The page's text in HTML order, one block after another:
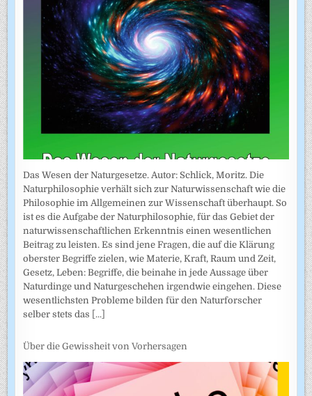
Das Wesen der Naturgesetze. Autor: Schlick, Moritz. Die
Naturphilosophie verhält sich zur Naturwissenschaft wie die
Philosophie im Allgemeinen zur Wissenschaft überhaupt. So
ist es die Aufgabe der Naturphilosophie, für das Gebiet der
naturwissenschaftlichen Erkenntnis einen wesentlichen
Beitrag zu leisten. Es sind jene Fragen, die auf die Klärung
oberster Begriffe zielen, wie Materie, Kraft, Raum und Zeit,
Gesetz, Leben: Begriffe, die beinahe in jede Aussage über
Naturdinge und Naturgeschehen irgendwie eingehen. Diese
wesentlichsten Probleme bilden für den Naturforscher
selber stets das [...]
Über die Gewissheit von Vorhersagen